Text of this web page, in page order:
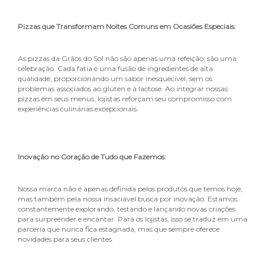
Pizzas que Transformam Noites Comuns em Ocasiões Especiais:
As pizzas da Grãos do Sol não são apenas uma refeição; são uma
celebração. Cada fatia é uma fusão de ingredientes de alta
qualidade, proporcionando um sabor inesquecível, sem os
problemas associados ao glúten e à lactose. Ao integrar nossas
pizzas em seus menus, lojistas reforçam seu compromisso com
experiências culinárias excepcionais.
Inovação no Coração de Tudo que Fazemos:
Nossa marca não é apenas definida pelos produtos que temos hoje,
mas também pela nossa insaciável busca por inovação. Estamos
constantemente explorando, testando e lançando novas criações
para surpreender e encantar. Para os lojistas, isso se traduz em uma
parceria que nunca fica estagnada, mas que sempre oferece
novidades para seus clientes.